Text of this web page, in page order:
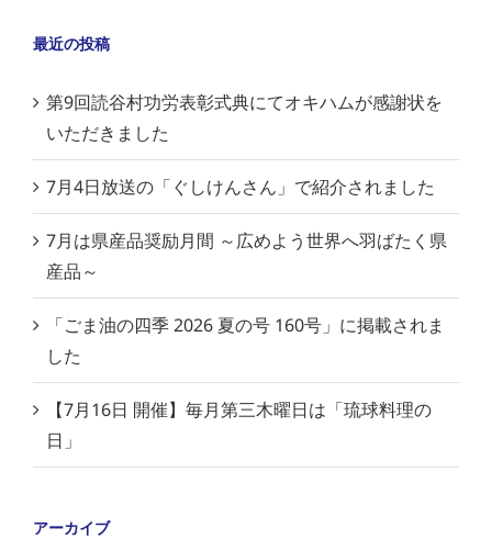
最近の投稿
第9回読谷村功労表彰式典にてオキハムが感謝状を
いただきました
7月4日放送の「ぐしけんさん」で紹介されました
7月は県産品奨励月間 ～広めよう世界へ羽ばたく県
産品～
「ごま油の四季 2026 夏の号 160号」に掲載されま
した
【7月16日 開催】毎月第三木曜日は「琉球料理の
日」
アーカイブ